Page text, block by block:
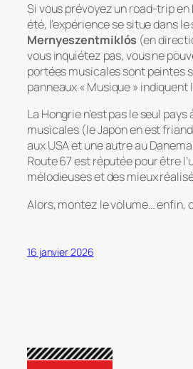
Si vous prévoyez un road-trip en
été, l’expérience se situe dans le
Mernyeszentmiklós (en
vous inquiétez pas, vous ne
portées musicales sont peintes
panneaux « Musique » indiquent
La Hongrie n’est pas le seul
musicales (le Japon en est
aux USA et une autre au
Route 67 est réputée pour être
mélodieuses et des mieux
Alors, montez le volume… enfin,
16 janvier 2026